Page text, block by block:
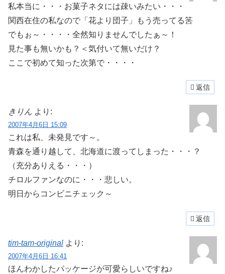
私本当に・・・お菓子ネタには疎いみたい・・・
関西在住の私なので「花より団子」もう売ってる筈
でもぉ～・・・・全然知りませんでしたぁ～！
見た事も無いかも？＜気付いて無いだけ？
ここで初めて知った次第で・・・・
返信
きりん より:
2007年4月6日 15:09
これは私、未発見です～。
青森を通り越して、北海道に渡ってしまった・・・？
（充分ありえる・・・ ）
チロルファンなのに・・・悲しい。
明日からコンビニチェック～
返信
tim-tam-original より:
2007年4月6日 16:41
ほんわかしたパッケージが可愛らしいですね♪